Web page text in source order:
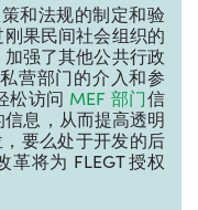
和法规的制定和验
果民间社会组织的
强了其他公共行政
营部门的介入和参
松访问 MEF 部门信
信息，从而提高透明
要么处于开发的后
将为 FLEGT 授权